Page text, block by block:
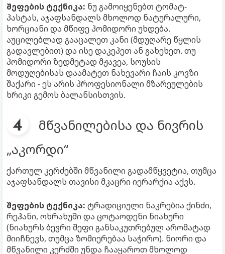
შეფების ტექნიკა: ნუ გამოიყენებთ ტომატ-
პასტას, აჯაფსანდალს მხოლოდ ნატურალური,
ხორციანი და მწიფე პომიდორი უხდება.
აუცილებლად გააცალეთ კანი (მდუღარე წყლის
გადავლებით) და ისე დაკეპეთ ან გახეხეთ. თუ
პომიდორი ზედმეტად მჟავეა, სოუსის
მოდუღებისას დაამატეთ ნახევარი ჩაის კოვზი
შაქარი - ეს არის პროფესიონალი მზარეულების
ხრიკი გემოს ბალანსისთვის.
მწვანილებისა და ნივრის
„აკორდი“
ქართულ კერძებში მწვანილი გადამწყვეტია, თუმცა
აჯაფსანდალს თავისი მკაცრი იერარქია აქვს.
შეფების ტექნიკა: ტრადიციული ნაკრებია ქინძი,
რეჰანი, ოხრახუში და ცოტაოდენი ნიახური
(ნიახურს ბევრი შეფი განსაკუთრებულ არომატად
მიიჩნევს, თუმცა ზომიერებაა საჭირო). ნიორი და
მწვანილი კერძში უნდა ჩააყაროთ მხოლოდ